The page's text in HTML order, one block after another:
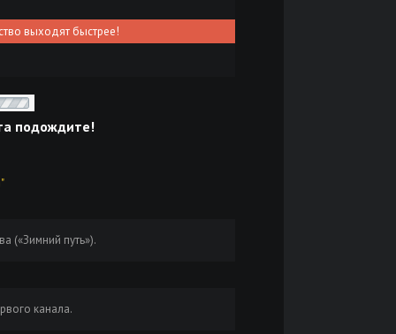
выходят быстрее!
подождите!
(«Зимний путь»).
канала.